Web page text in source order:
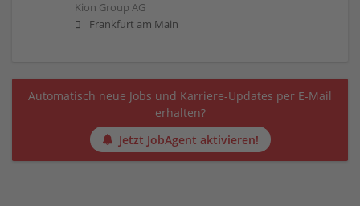
Kion Group AG
Frankfurt am Main
Automatisch neue Jobs und Karriere-Updates per E-Mail
erhalten?
Jetzt JobAgent aktivieren!